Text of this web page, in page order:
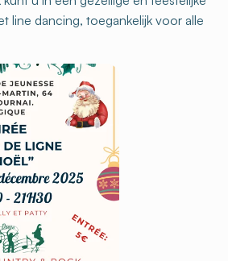
line dancing, toegankelijk voor alle